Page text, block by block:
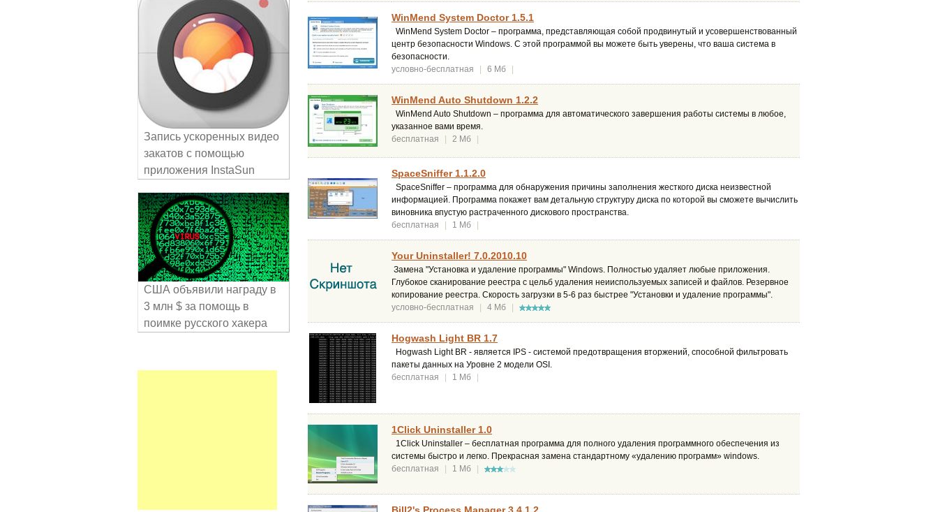
WinMend System Doctor 1.5.1
WinMend System Doctor – программа, представляющая собой продвинутый и усовершенствованный
центр безопасности Windows. С этой программой вы можете быть уверены, что ваша система в
безопасности.
условно-бесплатная
6 Мб
WinMend Auto Shutdown 1.2.2
WinMend Auto Shutdown – программа для автоматического завершения работы системы в любое,
указанное вами время.
бесплатная
2 Мб
SpaceSniffer 1.1.2.0
SpaceSniffer – программа для обнаружения причины заполнения жесткого диска неизвестной
информацией. Программа покажет вам детальную структуру диска по которой вы сможете вычислить
виновника впустую растраченного дискового пространства.
бесплатная
1 Мб
Your Uninstaller! 7.0.2010.10
Замена "Установка и удаление программы" Windows. Полностью удаляет любые приложения.
Глубокое сканирование реестра с цельб удаления неииспользуемых записей и файлов. Резервное
копирование реестра. Скорость загрузки в 5-6 раз быстрее "Установки и удаление программы".
условно-бесплатная
4 Мб
Hogwash Light BR 1.7
Hogwash Light BR - является IPS - системой предотвращения вторжений, способной фильтровать
пакеты данных на Уровне 2 модели OSI.
бесплатная
1 Мб
1Click Uninstaller 1.0
1Click Uninstaller – бесплатная программа для полного удаления программного обеспечения из
системы быстро и легко. Прекрасная замена стандартному «удалению программ» windows.
бесплатная
1 Мб
Запись ускоренных видео
закатов с помощью
приложения InstaSun
США объявили награду в
3 млн $ за помощь в
поимке русского хакера